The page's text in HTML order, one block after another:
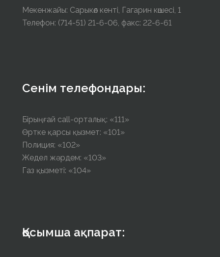
Мекенжайы: Сарыкөл кенті, Гагарин көшесі, 1
Телефон: (714-51) 21-6-06, факс: 22-6-61
Сенім телефондары:
Бірыңғай call-орталық: «111»
Өртке қарсы қызмет: «101»
Полиция: «102»
Жедел жәрдем: «103»
Газ қызметі: «104»
Қосымша ақпарат: